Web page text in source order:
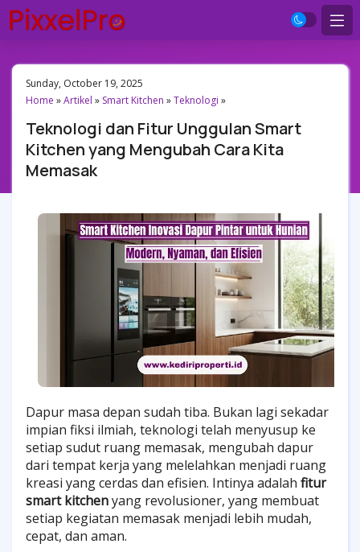
Sunday, October 19, 2025
Home »Artikel » Smart Kitchen »Teknologi »
Teknologi dan Fitur Unggulan Smart
Kitchen yang Mengubah Cara Kita
Memasak
Dapur masa depan sudah tiba. Bukan lagi sekadar
impian fiksi ilmiah, teknologi telah menyusup ke
setiap sudut ruang memasak, mengubah dapur
dari tempat kerja yang melelahkan menjadi ruang
kreasi yang cerdas dan efisien. Intinya adalah fitur
smart kitchenyang revolusioner, yang membuat
setiap kegiatan memasak menjadi lebih mudah,
cepat, dan aman.